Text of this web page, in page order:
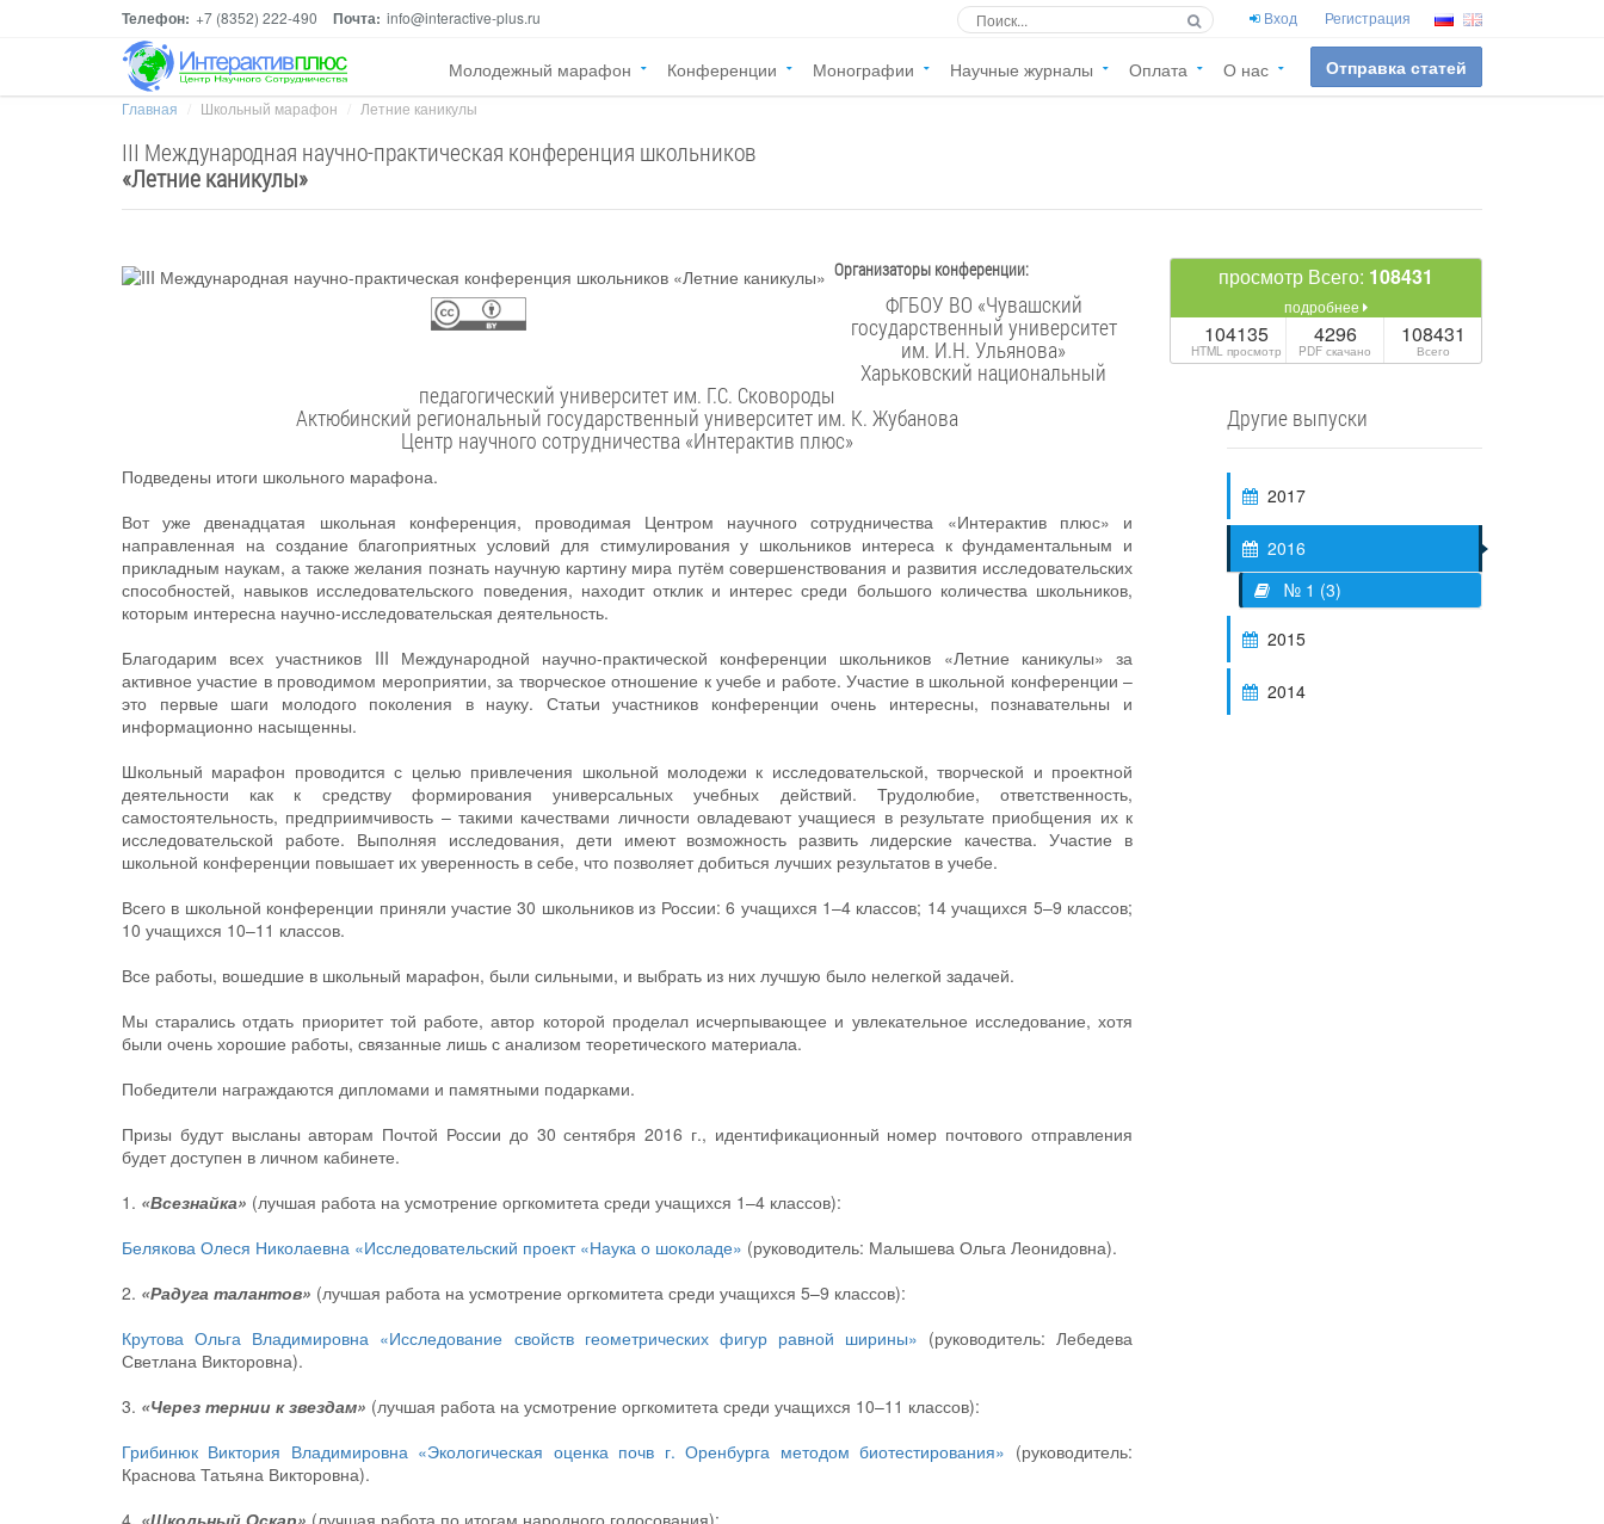
Телефон: +7 (8352) 222-490 Почта: info@interactive-plus.ru Вход Регистрация
Молодежный марафон Конференции Монографии Научные журналы Оплата О нас Отправка статей
Главная Школьный марафон Летние каникулы
III Международная научно-практическая конференция школьников
«Летние каникулы»
Организаторы конференции:
ФГБОУ ВО «Чувашский
государственный университет
им. И.Н. Ульянова»
Харьковский национальный
педагогический университет им. Г.С. Сковороды
Актюбинский региональный государственный университет им. К. Жубанова
Центр научного сотрудничества «Интерактив плюс»
Подведены итоги школьного марафона.
Вот уже двенадцатая школьная конференция, проводимая Центром научного сотрудничества «Интерактив плюс» и
направленная на создание благоприятных условий для стимулирования у школьников интереса к фундаментальным и
прикладным наукам, а также желания познать научную картину мира путём совершенствования и развития исследовательских
способностей, навыков исследовательского поведения, находит отклик и интерес среди большого количества школьников,
которым интересна научно-исследовательская деятельность.
Благодарим всех участников III Международной научно-практической конференции школьников «Летние каникулы» за
активное участие в проводимом мероприятии, за творческое отношение к учебе и работе. Участие в школьной конференции –
это первые шаги молодого поколения в науку. Статьи участников конференции очень интересны, познавательны и
информационно насыщенны.
Школьный марафон проводится с целью привлечения школьной молодежи к исследовательской, творческой и проектной
деятельности как к средству формирования универсальных учебных действий. Трудолюбие, ответственность,
самостоятельность, предприимчивость – такими качествами личности овладевают учащиеся в результате приобщения их к
исследовательской работе. Выполняя исследования, дети имеют возможность развить лидерские качества. Участие в
школьной конференции повышает их уверенность в себе, что позволяет добиться лучших результатов в учебе.
Всего в школьной конференции приняли участие 30 школьников из России: 6 учащихся 1–4 классов; 14 учащихся 5–9 классов;
10 учащихся 10–11 классов.
Все работы, вошедшие в школьный марафон, были сильными, и выбрать из них лучшую было нелегкой задачей.
Мы старались отдать приоритет той работе, автор которой проделал исчерпывающее и увлекательное исследование, хотя
были очень хорошие работы, связанные лишь с анализом теоретического материала.
Победители награждаются дипломами и памятными подарками.
Призы будут высланы авторам Почтой России до 30 сентября 2016 г., идентификационный номер почтового отправления
будет доступен в личном кабинете.
1. «Всезнайка» (лучшая работа на усмотрение оргкомитета среди учащихся 1–4 классов):
Белякова Олеся Николаевна «Исследовательский проект «Наука о шоколаде» (руководитель: Малышева Ольга Леонидовна).
2. «Радуга талантов» (лучшая работа на усмотрение оргкомитета среди учащихся 5–9 классов):
Крутова Ольга Владимировна «Исследование свойств геометрических фигур равной ширины» (руководитель: Лебедева
Светлана Викторовна).
3. «Через тернии к звездам» (лучшая работа на усмотрение оргкомитета среди учащихся 10–11 классов):
Грибинюк Виктория Владимировна «Экологическая оценка почв г. Оренбурга методом биотестирования» (руководитель:
Краснова Татьяна Викторовна).
4. «Школьный Оскар» (лучшая работа по итогам народного голосования):
просмотр Всего: 108431
подробнее
104135
HTML просмотр
4296
PDF скачано
108431
Всего
Другие выпуски
2017
2016
№ 1 (3)
2015
2014